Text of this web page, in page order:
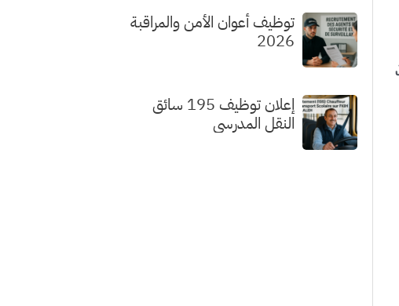
توظيف أعوان الأمن والمراقبة
2026
إعلان توظيف 195 سائق
النقل المدرسي